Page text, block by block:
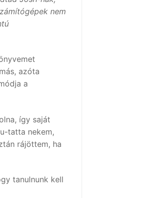
nem
azóta
a
így saját
tatta nekem,
rájöttem, ha
tanulnunk kell